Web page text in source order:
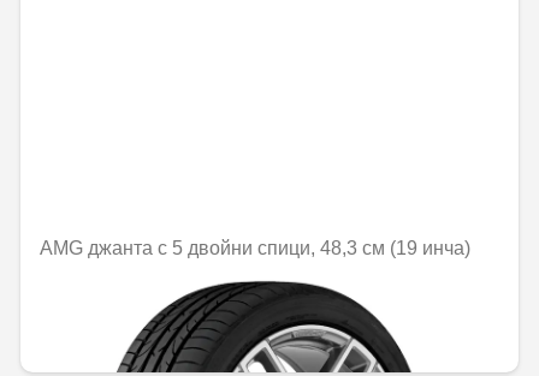
AMG джанта с 5 двойни спици, 48,3 см (19 инча)
Не е налично онлайн
1379,50 € / 2698,06 лв.